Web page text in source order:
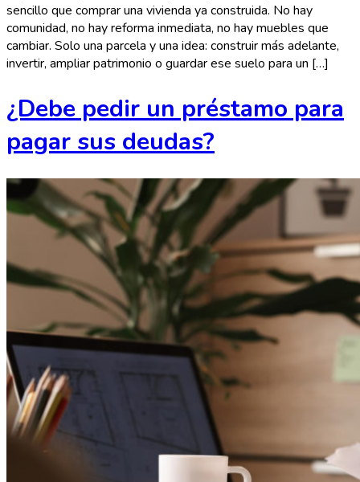
sencillo que comprar una vivienda ya construida. No hay
comunidad, no hay reforma inmediata, no hay muebles que
cambiar. Solo una parcela y una idea: construir más adelante,
invertir, ampliar patrimonio o guardar ese suelo para un […]
¿Debe pedir un préstamo para
pagar sus deudas?